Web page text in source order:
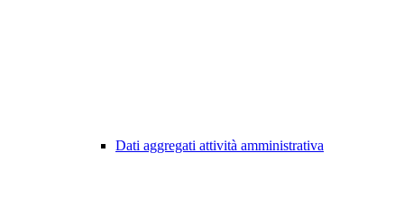
Dati aggregati attività amministrativa